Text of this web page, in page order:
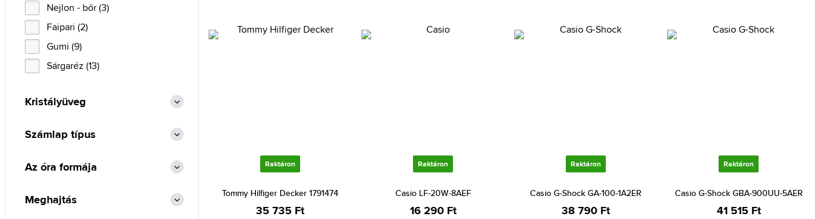
Raktáron
Tommy Hilfiger Decker 1791474
35 735 Ft
Raktáron
Casio LF-20W-8AEF
16 290 Ft
Raktáron
Casio G-Shock GA-100-1A2ER
38 790 Ft
Raktáron
Casio G-Shock GBA-900UU-5AER
41 515 Ft
Nejlon - bőr (3)
Faipari (2)
Gumi (9)
Sárgaréz (13)
Kristályüveg
Számlap típus
Az óra formája
Meghajtás